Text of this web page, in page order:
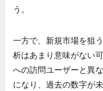
う。
一方で、新規市場を狙
析はあまり意味がない
への訪問ユーザーと異
になり、過去の数字が